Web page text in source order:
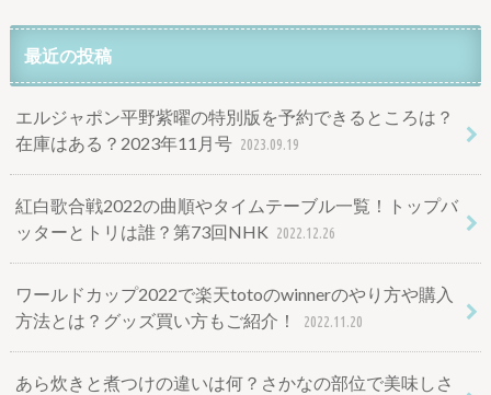
最近の投稿
エルジャポン平野紫曜の特別版を予約できるところは？
在庫はある？2023年11月号 2023.09.19
紅白歌合戦2022の曲順やタイムテーブル一覧！トップバ
ッターとトリは誰？第73回NHK 2022.12.26
ワールドカップ2022で楽天totoのwinnerのやり方や購入
方法とは？グッズ買い方もご紹介！
2022.11.20
あら炊きと煮つけの違いは何？さかなの部位で美味しさ